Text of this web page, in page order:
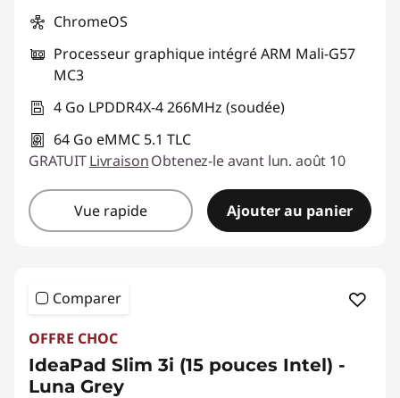
ChromeOS
Processeur graphique intégré ARM Mali-G57
MC3
4 Go LPDDR4X-4 266MHz (soudée)
64 Go eMMC 5.1 TLC
GRATUITLivraisonObtenez-le avant lun. août 10
Vue rapide Ajouter au panier
Comparer
OFFRE CHOC
IdeaPad Slim 3i (15 pouces Intel) -
Luna Grey